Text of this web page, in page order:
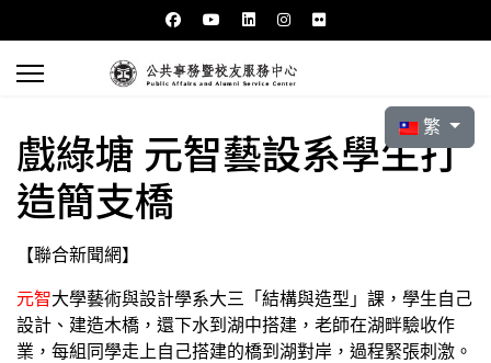
選擇你的語言
繁
戲綠塘 元智藝設系學生打
造簡支橋
【聯合新聞網】
元智大學藝術與設計學系大三「結構與造型」課，學生自己
設計、建造木橋，還下水到湖中搭建，老師在湖畔驗收作
業，每組同學走上自己搭建的橋到湖對岸，過程緊張刺激。